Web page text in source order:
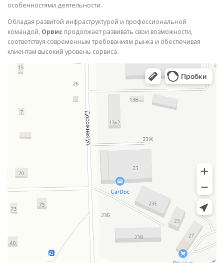
особенностями деятельности.
Обладая развитой инфраструктурой и профессиональной
командой, Орвис продолжает развивать свои возможности,
соответствуя современным требованиям рынка и обеспечивая
клиентам высокий уровень сервиса.